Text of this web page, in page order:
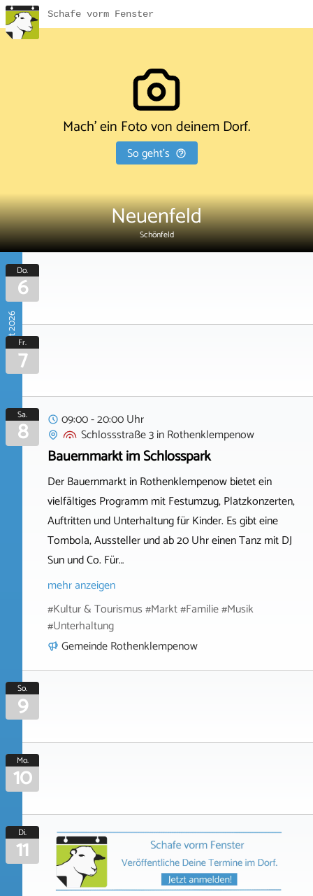
Schafe vorm Fenster
Mach' ein Foto von deinem Dorf.
So geht's
Neuenfeld
Schönfeld
August 2026
Do.
6
Fr.
7
Sa.
8
09:00 - 20:00 Uhr
Schlossstraße 3inRothenklempenow
Bauernmarkt im Schlosspark
Der Bauernmarkt in Rothenklempenow bietet ein
vielfältiges Programm mit Festumzug, Platzkonzerten,
Auftritten und Unterhaltung für Kinder. Es gibt eine
Tombola, Aussteller und ab 20 Uhr einen Tanz mit DJ
Sun und Co. Für…
mehr anzeigen
#Kultur & Tourismus #Markt #Familie #Musik
#Unterhaltung
Gemeinde Rothenklempenow
So.
9
Mo.
10
Di.
11